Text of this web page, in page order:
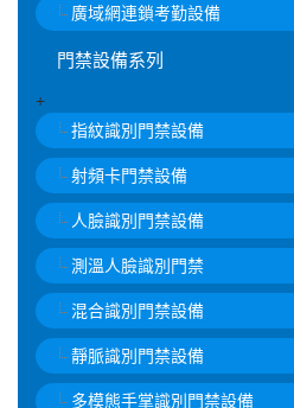
廣域網連鎖考勤設備
門禁設備系列
+
指紋識別門禁設備
射頻卡門禁設備
人臉識別門禁設備
測溫人臉識別門禁
混合識別門禁設備
靜脈識別門禁設備
多模態手掌識別門禁設備